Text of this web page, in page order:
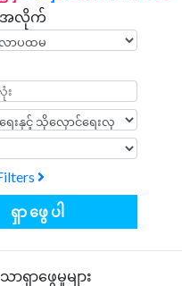
အလိုက်
ရှာဖွေပါ
ရှာဖွေမှုများ